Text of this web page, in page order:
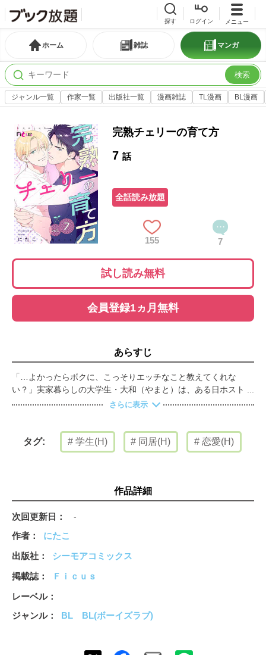
探す ログイン メニュー
ホーム 雑誌 マンガ
検索
ジャンル一覧 作家一覧 出版社一覧 漫画雑誌 TL漫画 BL漫画
完熟チェリーの育て方
7話
全話読み放題
155 7
試し読み無料
会員登録1ヵ月無料
あらすじ
「…よかったらボクに、こっそりエッチなこと教えてくれな
い？」実家暮らしの大学生・大和（やまと）は、ある日ホストフ
ァミリーとして留学生のスミスを受け入れることに。一目見たと
人にバレてしまい…！？ところが、焦る大和とは裏腹にスミスは
興味津々！どうやらスミスの国は性の規制が厳しくて、こん
も、触り合いも、その先も―…。一つ屋根の下、二人っきりでイ
ケナイ文化を初体験！【フィカス】
さらに表示
タグ: 学生(H) 同居(H) 恋愛(H)
作品詳細
次回更新日 -
作者
にたこ
出版社
シーモアコミックス
掲載誌
Ｆｉｃｕｓ
レーベル
ジャンル
BL BL(ボーイズラブ)